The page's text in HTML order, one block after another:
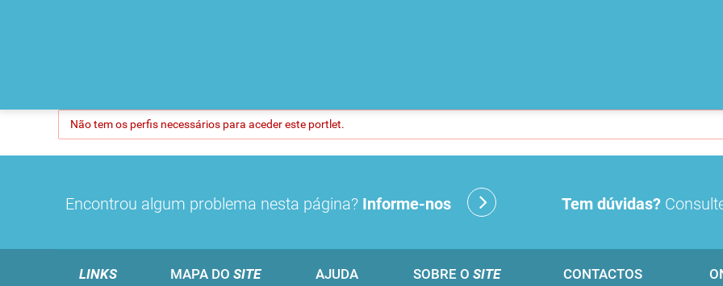
Não tem os perfis necessários para aceder este portlet.
Encontrou algum problema nesta página? Informe-nos Tem dúvidas?
LINKS MAPA DO SITE AJUDA SOBRE O SITE CONTACTOS